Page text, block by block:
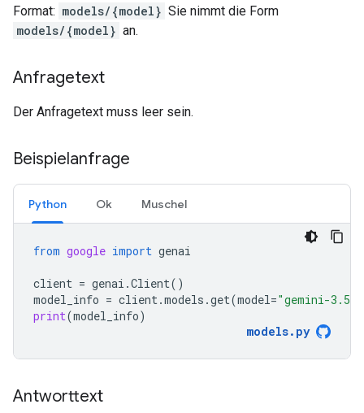
Format: models/{model} Sie nimmt die Form
models/{model} an.
Anfragetext
Der Anfragetext muss leer sein.
Beispielanfrage
Python Ok Muschel
from google import genai
client = genai .Client()
model_info = client.models .get(model="gemini-3.5-
print(model_info)
models. py
Antworttext